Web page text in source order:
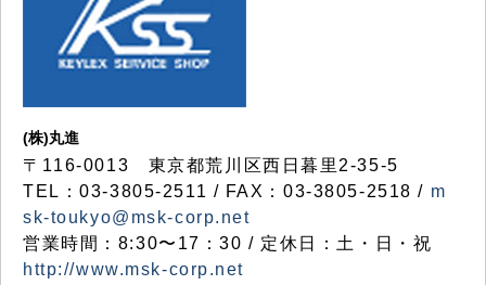
(株)丸進
〒116-0013 東京都荒川区西日暮里2-35-5
TEL：03-3805-2511 / FAX：03-3805-2518 / m
sk-toukyo@msk-corp.net
営業時間：8:30〜17：30 / 定休日：土・日・祝
http://www.msk-corp.net